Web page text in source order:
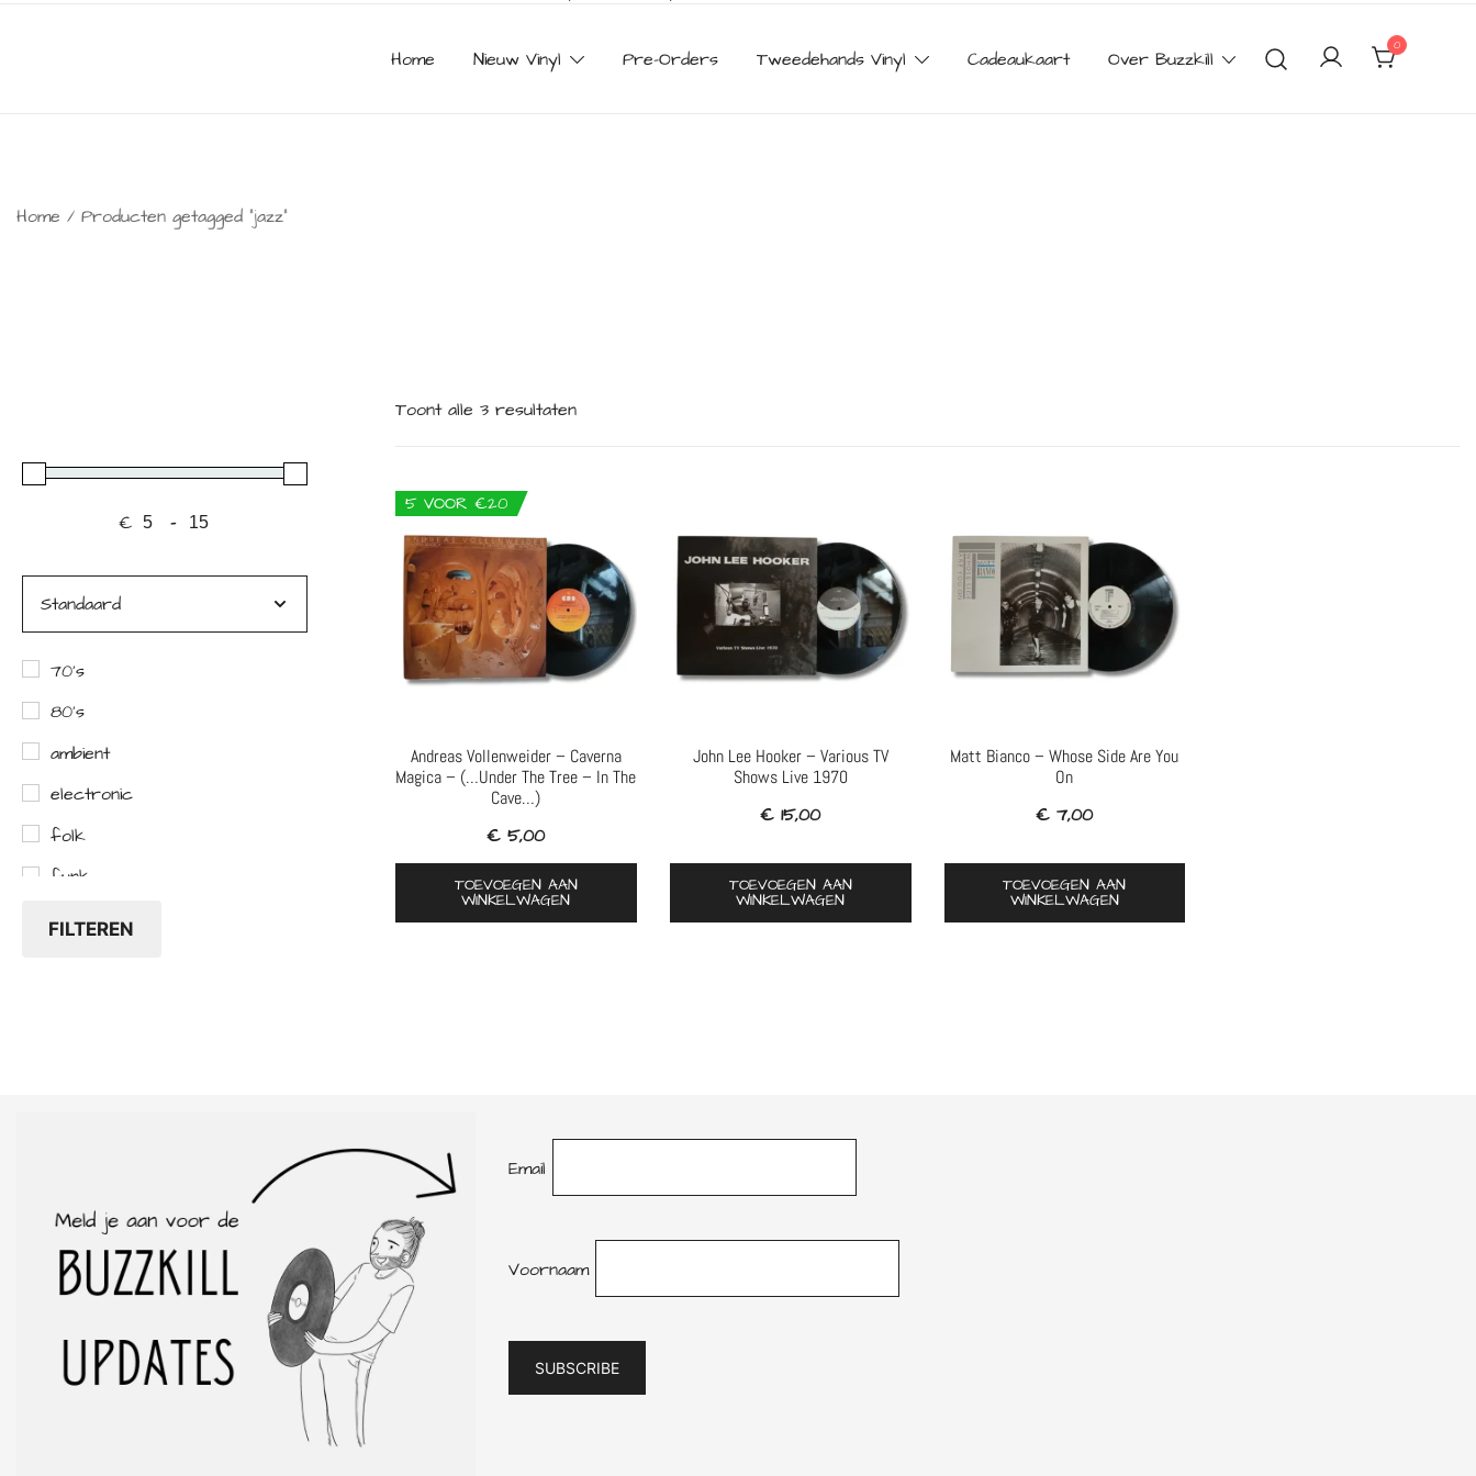
Home Nieuw Vinyl Pre-Orders Tweedehands Vinyl Cadeaukaart Over Buzzkill
0
Home / Producten getagged “jazz”
Toont alle 3 resultaten
5 VOOR €20
Andreas Vollenweider – Caverna
Magica – (…Under The Tree – In The
Cave…)
€ 5,00
TOEVOEGEN AAN
WINKELWAGEN
John Lee Hooker – Various TV
Shows Live 1970
€ 15,00
TOEVOEGEN AAN
WINKELWAGEN
Matt Bianco – Whose Side Are You
On
€ 7,00
TOEVOEGEN AAN
WINKELWAGEN
€
Minimale prijs
-
Maximale prijs
Sorteer producten
70's
80's
ambient
electronic
folk
funk
jazz
FILTEREN
Email
Voornaam